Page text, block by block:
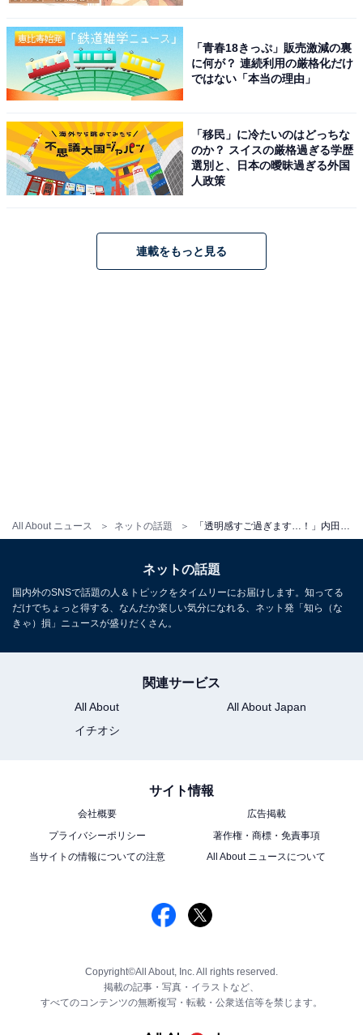
All About ニュース ネットの話題 「透明感すご過ぎます…！」内田理央、韓国アイドル風メイク姿に反響！ 「誰かわからんかった」「別人級」
「青春18きっぷ」販売激減の裏
に何が？ 連続利用の厳格化だけ
ではない「本当の理由」
「移民」に冷たいのはどっちな
のか？ スイスの厳格過ぎる学歴
選別と、日本の曖昧過ぎる外国
人政策
連載をもっと見る
ネットの話題
国内外のSNSで話題の人＆トピックをタイムリーにお届けします。知ってる
だけでちょっと得する、なんだか楽しい気分になれる、ネット発「知ら（な
きゃ）損」ニュースが盛りだくさん。
関連サービス
All About
All About Japan
イチオシ
サイト情報
会社概要
広告掲載
プライバシーポリシー
著作権・商標・免責事項
当サイトの情報についての注意
All About ニュースについて
Copyright©All About, Inc. All rights reserved.
掲載の記事・写真・イラストなど、
すべてのコンテンツの無断複写・転載・公衆送信等を禁じます。